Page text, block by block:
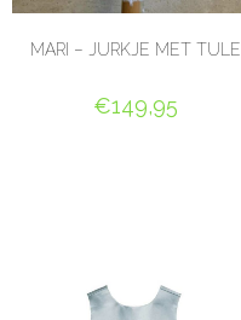
MARI – JURKJE MET TULE
€149,95